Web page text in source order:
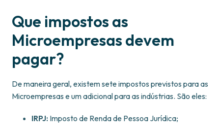
Que impostos as
Microempresas devem
pagar?
De maneira geral, existem sete impostos previstos para as
Microempresas e um adicional para as indústrias. São eles:
IRPJ: Imposto de Renda de Pessoa Jurídica;